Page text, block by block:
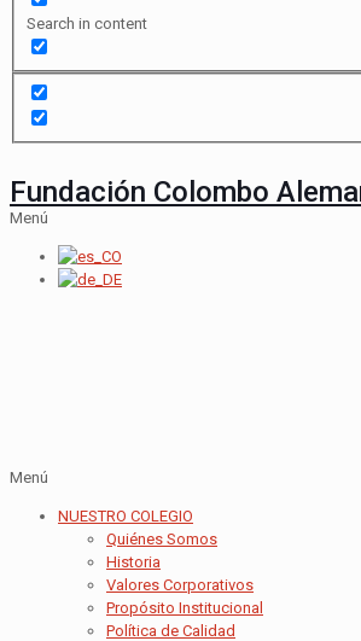
Search in content
Fundación Colombo
Menú
Menú
NUESTRO COLEGIO
Quiénes Somos
Historia
Valores Corporativos
Propósito Institucional
Política de Calidad